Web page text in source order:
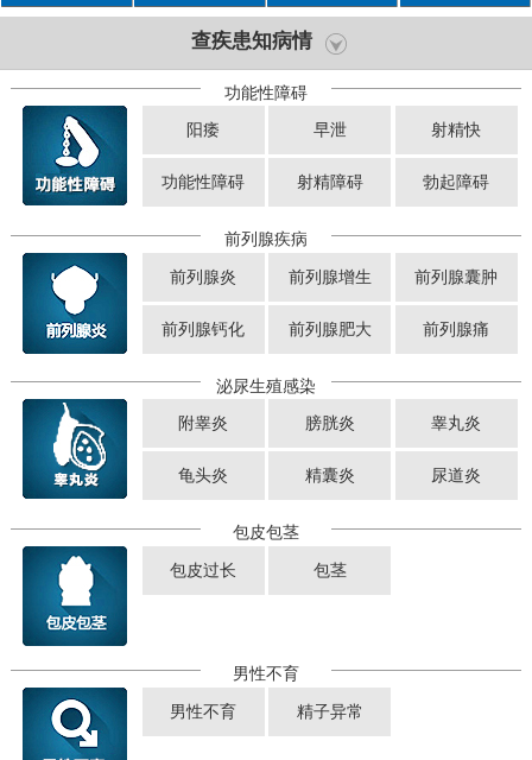
查疾患知病情
功能性障碍
阳痿 早泄 射精快
功能性障碍 射精障碍 勃起障碍
前列腺疾病
前列腺炎 前列腺增生 前列腺囊肿
前列腺钙化 前列腺肥大 前列腺痛
泌尿生殖感染
附睾炎 膀胱炎 睾丸炎
龟头炎 精囊炎 尿道炎
包皮包茎
包皮过长 包茎
男性不育
男性不育 精子异常